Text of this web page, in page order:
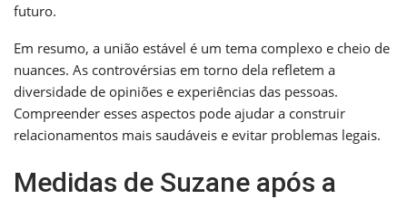
futuro.
Em resumo, a união estável é um tema complexo e cheio de
nuances. As controvérsias em torno dela refletem a
diversidade de opiniões e experiências das pessoas.
Compreender esses aspectos pode ajudar a construir
relacionamentos mais saudáveis e evitar problemas legais.
Medidas de Suzane após a